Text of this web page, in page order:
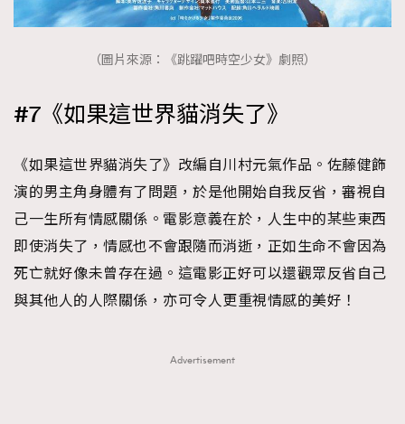
（圖片來源：《跳躍吧時空少女》劇照）
#7《如果這世界貓消失了》
《如果這世界貓消失了》改編自川村元氣作品。佐藤健飾
演的男主角身體有了問題，於是他開始自我反省，審視自
己一生所有情感關係。電影意義在於，人生中的某些東西
即使消失了，情感也不會跟隨而消逝，正如生命不會因為
死亡就好像未曾存在過。這電影正好可以還觀眾反省自己
與其他人的人際關係，亦可令人更重視情感的美好！
Advertisement